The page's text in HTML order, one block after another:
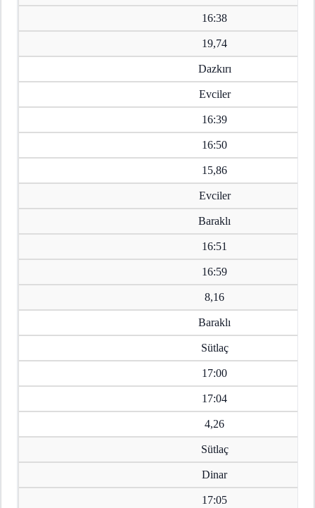
16:38
19,74
Dazkırı
Evciler
16:39
16:50
15,86
Evciler
Baraklı
16:51
16:59
8,16
Baraklı
Sütlaç
17:00
17:04
4,26
Sütlaç
Dinar
17:05